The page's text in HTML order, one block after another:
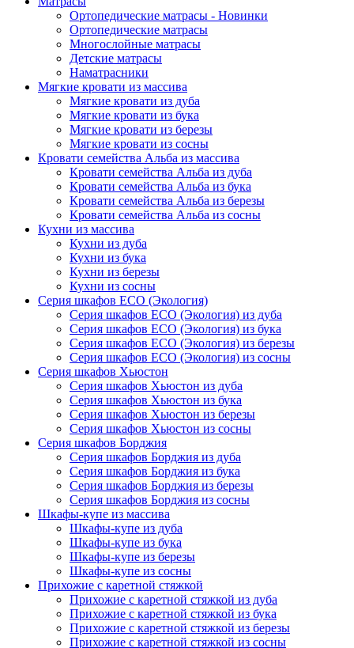
Ортопедические матрасы - Новинки
Ортопедические матрасы
Многослойные матрасы
Детские матрасы
Наматрасники
Мягкие кровати из массива
Мягкие кровати из дуба
Мягкие кровати из бука
Мягкие кровати из березы
Мягкие кровати из сосны
Кровати семейства Альба из массива
Кровати семейства Альба из дуба
Кровати семейства Альба из бука
Кровати семейства Альба из березы
Кровати семейства Альба из сосны
Кухни из массива
Кухни из дуба
Кухни из бука
Кухни из березы
Кухни из сосны
Серия шкафов ECO (Экология)
Серия шкафов ECO (Экология) из дуба
Серия шкафов ECO (Экология) из бука
Серия шкафов ECO (Экология) из березы
Серия шкафов ECO (Экология) из сосны
Серия шкафов Хьюстон
Серия шкафов Хьюстон из дуба
Серия шкафов Хьюстон из бука
Серия шкафов Хьюстон из березы
Серия шкафов Хьюстон из сосны
Серия шкафов Борджия
Серия шкафов Борджия из дуба
Серия шкафов Борджия из бука
Серия шкафов Борджия из березы
Серия шкафов Борджия из сосны
Шкафы-купе из массива
Шкафы-купе из дуба
Шкафы-купе из бука
Шкафы-купе из березы
Шкафы-купе из сосны
Прихожие с каретной стяжкой
Прихожие с каретной стяжкой из дуба
Прихожие с каретной стяжкой из бука
Прихожие с каретной стяжкой из березы
Прихожие с каретной стяжкой из сосны